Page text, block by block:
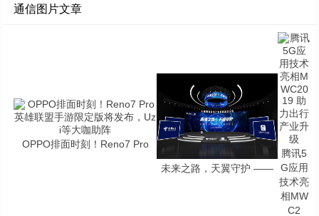
通信图片文章
OPPO排面时刻！Reno7 Pro
未来之路，天翼守护 ——
腾讯5
G应用
技术亮
相MW
C2